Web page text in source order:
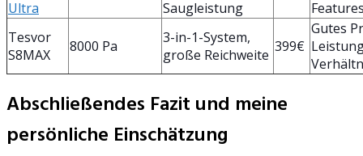
Ultra
Saugleistung
Tesvor
S8MAX
8000 Pa
3-in-1-System,
große Reichweite 399€
Gutes
Abschließendes Fazit und meine
persönliche Einschätzung